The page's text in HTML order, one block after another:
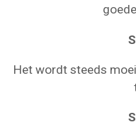
Het wordt steeds